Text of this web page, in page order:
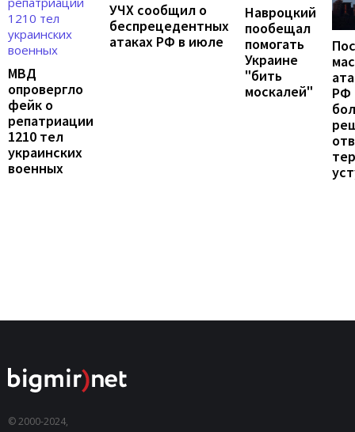
МВД
опровергло
фейк о
репатриации
1210 тел
украинских
военных
УЧХ сообщил о
беспрецедентных
атаках РФ в июле
Навроцкий
пообещал
помогать
Украине
"бить
москалей"
РФ
© 2000-2024,